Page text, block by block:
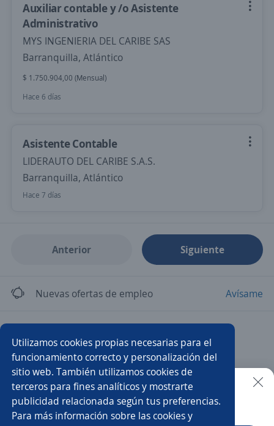
Utilizamos cookies propias necesarias para el
funcionamiento correcto y personalización del
sitio web. También utilizamos cookies de
terceros para fines analíticos y mostrarte
publicidad relacionada según tus preferencias.
Para más información sobre las cookies y
Auxiliar contable y /o Asistente
Administrativo
MYS INGENIERIA DEL CARIBE SAS
Barranquilla, Atlántico
$ 1.750.904,00 (Mensual)
Hace 6 días
Asistente Contable
LIDERAUTO DEL CARIBE S.A.S.
Barranquilla, Atlántico
Hace 7 días
Anterior Siguiente
Nuevas ofertas de empleo Avísame
Auxiliar de cobranza Auxiliar contable
Ejecutivo personal Asistente/a contable
Auxiliar de cartera Auxiliar contable y administrativo
Buscar es más fácil en la app